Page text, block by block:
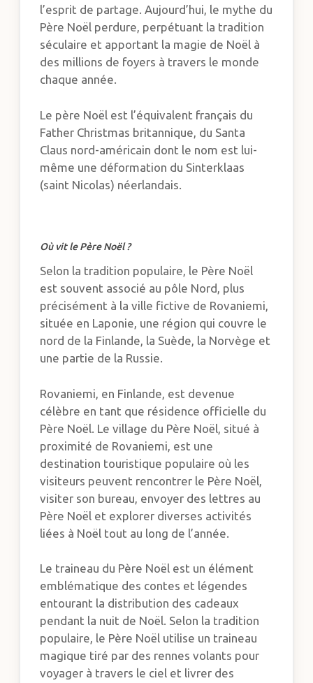
l’esprit de partage. Aujourd’hui, le mythe du
Père Noël perdure, perpétuant la tradition
séculaire et apportant la magie de Noël à
des millions de foyers à travers le monde
chaque année.
Le père Noël est l’équivalent français du
Father Christmas britannique, du Santa
Claus nord-américain dont le nom est lui-
même une déformation du Sinterklaas
(saint Nicolas) néerlandais.
Où vit le Père Noël ?
Selon la tradition populaire, le Père Noël
est souvent associé au pôle Nord, plus
précisément à la ville fictive de Rovaniemi,
située en Laponie, une région qui couvre le
nord de la Finlande, la Suède, la Norvège et
une partie de la Russie.
Rovaniemi, en Finlande, est devenue
célèbre en tant que résidence officielle du
Père Noël. Le village du Père Noël, situé à
proximité de Rovaniemi, est une
destination touristique populaire où les
visiteurs peuvent rencontrer le Père Noël,
visiter son bureau, envoyer des lettres au
Père Noël et explorer diverses activités
liées à Noël tout au long de l’année.
Le traineau du Père Noël est un élément
emblématique des contes et légendes
entourant la distribution des cadeaux
pendant la nuit de Noël. Selon la tradition
populaire, le Père Noël utilise un traineau
magique tiré par des rennes volants pour
voyager à travers le ciel et livrer des